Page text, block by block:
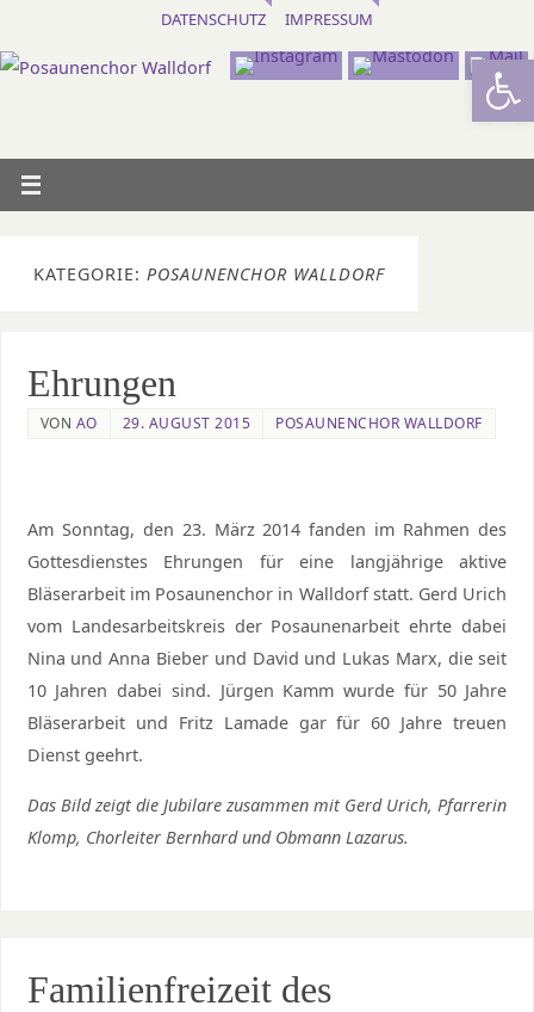
DATENSCHUTZ IMPRESSUM
KATEGORIE: POSAUNENCHOR WALLDORF
Ehrungen
VON AO 29. AUGUST 2015 POSAUNENCHOR WALLDORF
Am Sonntag, den 23. März 2014 fanden im Rahmen des
Gottesdienstes Ehrungen für eine langjährige aktive
Bläserarbeit im Posaunenchor in Walldorf statt. Gerd Urich
vom Landesarbeitskreis der Posaunenarbeit ehrte dabei
Nina und Anna Bieber und David und Lukas Marx, die seit
10 Jahren dabei sind. Jürgen Kamm wurde für 50 Jahre
Bläserarbeit und Fritz Lamade gar für 60 Jahre treuen
Dienst geehrt.
Das Bild zeigt die Jubilare zusammen mit Gerd Urich, Pfarrerin
Klomp, Chorleiter Bernhard und Obmann Lazarus.
Familienfreizeit des